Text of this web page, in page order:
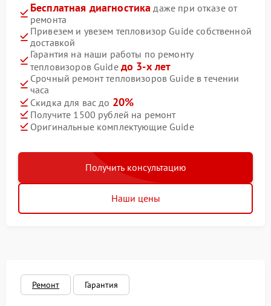
Бесплатная диагностика даже при отказе от
ремонта
Привезем и увезем тепловизор Guide собственной
доставкой
Гарантия на наши работы по ремонту
тепловизоров Guide до 3-х лет
Срочный ремонт тепловизоров Guide в течении
часа
Скидка для вас до 20%
Получите 1500 рублей на ремонт
Оригинальные комплектующие Guide
Получить консультацию
Наши цены
Ремонт Гарантия